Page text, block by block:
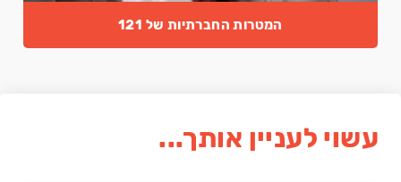
המטרות החברתיות של 121
עשוי לעניין אותך...